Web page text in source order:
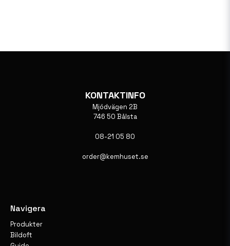
Navigera
Produkter
Bildoft
KONTAKTINFO
Mjödvägen 2B
746 50 Bålsta
08-21 05 80
order@kemhuset.se